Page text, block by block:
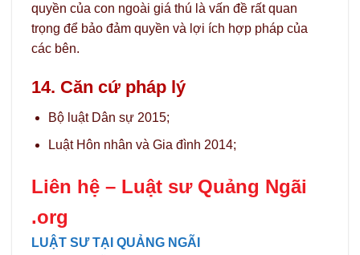
quyền của con ngoài giá thú là vấn đề rất quan
trọng để bảo đảm quyền và lợi ích hợp pháp của
các bên.
14. Căn cứ pháp lý
Bộ luật Dân sự 2015;
Luật Hôn nhân và Gia đình 2014;
Liên hệ – Luật sư Quảng Ngãi
.org
LUẬT SƯ TẠI QUẢNG NGÃI